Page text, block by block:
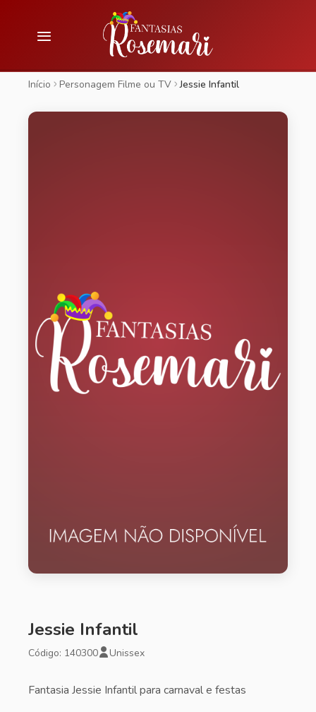
Início Personagem Filme ou TV Jessie Infantil
Jessie Infantil
Código: 140300 Unissex
Fantasia Jessie Infantil para carnaval e festas